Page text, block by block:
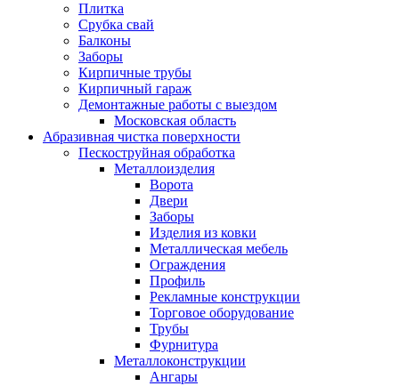
Плитка
Срубка свай
Балконы
Заборы
Кирпичные трубы
Кирпичный гараж
Демонтажные работы с выездом
Московская область
Абразивная чистка поверхности
Пескоструйная обработка
Металлоизделия
Ворота
Двери
Заборы
Изделия из ковки
Металлическая мебель
Ограждения
Профиль
Рекламные конструкции
Торговое оборудование
Трубы
Фурнитура
Металлоконструкции
Ангары